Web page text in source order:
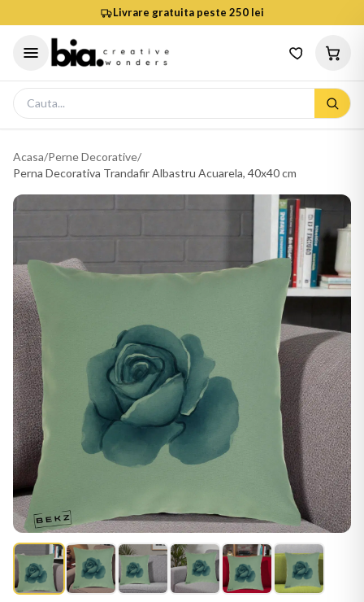
Livrare gratuita peste 250 lei
Acasa/Perne Decorative/
Perna Decorativa Trandafir Albastru Acuarela, 40x40 cm